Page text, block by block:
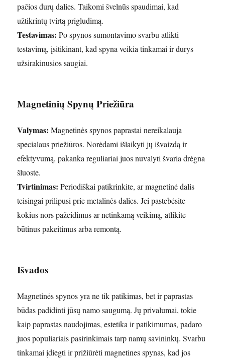
pačios durų dalies. Taikomi švelnūs spaudimai, kad
užtikrintų tvirtą prigludimą.
Testavimas: Po spynos sumontavimo svarbu atlikti
testavimą, įsitikinant, kad spyna veikia tinkamai ir durys
užsirakinusios saugiai.
Magnetinių Spynų Priežiūra
Valymas: Magnetinės spynos paprastai nereikalauja
specialaus priežiūros. Norėdami išlaikyti jų išvaizdą ir
efektyvumą, pakanka reguliariai juos nuvalyti švaria drėgna
šluoste.
Tvirtinimas: Periodiškai patikrinkite, ar magnetinė dalis
teisingai prilipusi prie metalinės dalies. Jei pastebėsite
kokius nors pažeidimus ar netinkamą veikimą, atlikite
būtinus pakeitimus arba remontą.
Išvados
Magnetinės spynos yra ne tik patikimas, bet ir paprastas
būdas padidinti jūsų namo saugumą. Jų privalumai, tokie
kaip paprastas naudojimas, estetika ir patikimumas, padaro
juos populiariais pasirinkimais tarp namų savininkų. Svarbu
tinkamai įdiegti ir prižiūrėti magnetines spynas, kad jos